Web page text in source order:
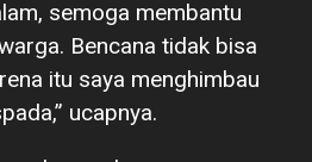
semoga membantu
Bencana tidak bisa
itu saya menghimbau
ucapnya.